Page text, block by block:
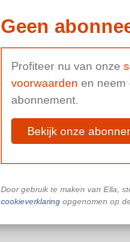
Geen
Profiteer nu van onze
voorwaarden en neem
abonnement.
Bekijk onze
Door gebruik te maken van Ella,
cookieverklaringopgenomen op